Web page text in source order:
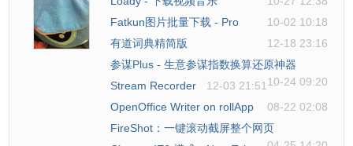
Fatkun图片批量下载 - Pro
10-02 10:18
有道词典精简版
12-18 23:16
参谋Plus - 生意参谋指数换算还原神器
10-24 09:20
Stream Recorder
12-03 21:51
OpenOffice Writer on rollApp
08-22 02:08
FireShot：一键滚动截屏整个网页